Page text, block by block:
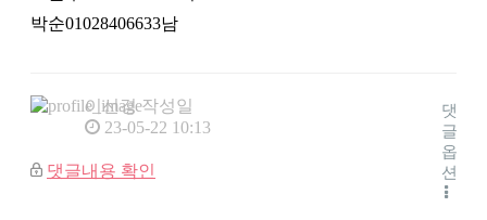
박순01028406633남
이선경 작성일
23-05-22 10:13
댓글내용 확인
댓
글
옵
션